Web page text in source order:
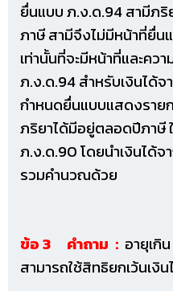
ยื่นแบบ ภ.ง.ด.94 สามีภ
ภาษี สามีจึงไม่มีหน้าที่ยื่น
เท่านั้นที่จะมีหน้าที่และคว
ภ.ง.ด.94 สำหรับเงินได้
กำหนดยื่นแบบแสดงรายก
ภริยาได้มีอยู่ตลอดปีภาษี
ภ.ง.ด.90 โดยนำเงินได้จ
รวมคำนวณด้วย
ข้อ 3 คำถาม : อายุเกิ
สามารถใช้สิทธิยกเว้นเงิ